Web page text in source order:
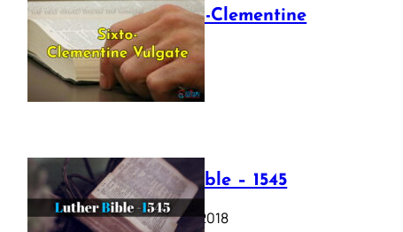
The Sixto-Clementine
Vulgate
July 12, 2025
Luther Bible – 1545
October 17, 2018